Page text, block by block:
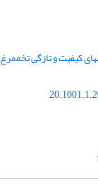
کیفیت و تازگی تخم‏مرغ